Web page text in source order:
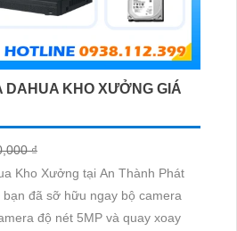
DAHUA KHO XƯỞNG GIÁ
₫
Kho Xưởng tại An Thành Phát
bạn đã sỡ hữu ngay bộ camera
độ nét 5MP và quay xoay